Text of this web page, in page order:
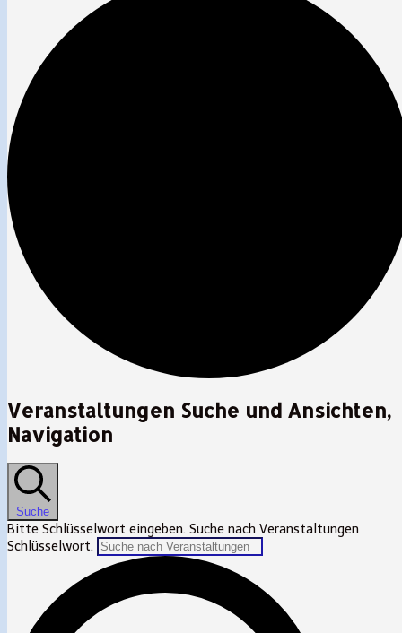
Veranstaltungen
Veranstaltungen Suche und Ansichten,
Navigation
Suche
Bitte Schlüsselwort eingeben. Suche nach Veranstaltungen
Schlüsselwort.